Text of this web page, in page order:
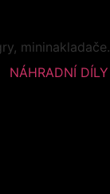
mininakladače.
NÁHRADNÍ DÍLY